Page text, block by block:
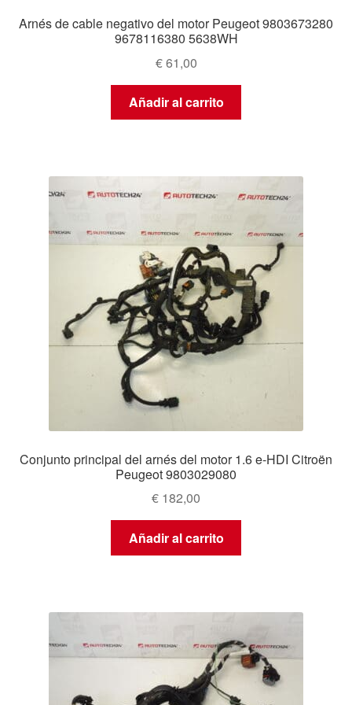
Arnés de cable negativo del motor Peugeot 9803673280
9678116380 5638WH
€61,00
Añadir al carrito
Conjunto principal del arnés del motor 1.6 e-HDI Citroën
Peugeot 9803029080
€ 182,00
Añadir al carrito